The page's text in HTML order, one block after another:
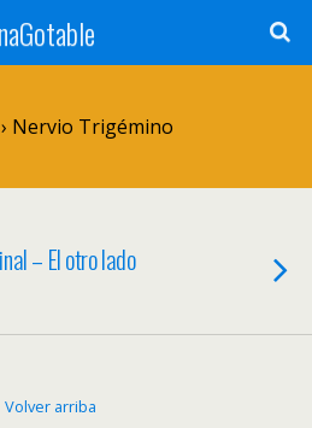
Nervio Trigémino
– El otro lado
Volver arriba